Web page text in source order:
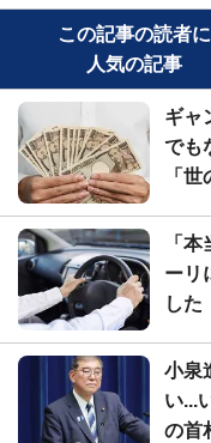
この記事の読者に
人気の記事
ギャ
でも
「
「
ーリ
した
小泉
い...
の首